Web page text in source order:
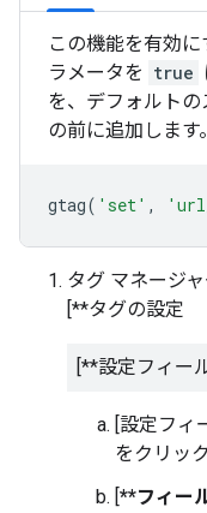
この機能を有効に
ラメータを true
を、デフォルト
の前に追加します。
gtag( 'set' ,
タグ マネージ
[**タグの設定
[**設定フィー
[設定フィ
をクリッ
[**フィー